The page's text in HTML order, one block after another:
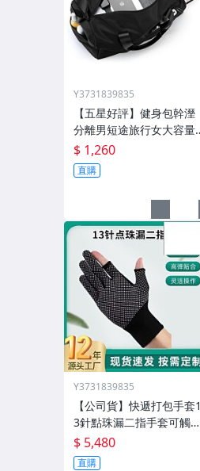
Y3731839835
【五星好評】健身包幹溼
分離男短途旅行女大容量
遊泳手提包大獨立鞋倉
$ 1,260
直購
Y3731839835
【公司貨】快遞打包手套1
3針點珠漏二指手套可觸屏
勞保止滑外賣騎行手套定
製
$ 5,480
直購